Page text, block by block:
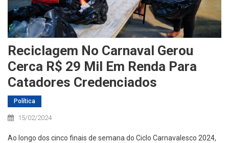
Reciclagem No Carnaval Gerou
Cerca R$ 29 Mil Em Renda Para
Catadores Credenciados
Política
15/02/2024
Ao longo dos cinco finais de semana do Ciclo Carnavalesco 2024,